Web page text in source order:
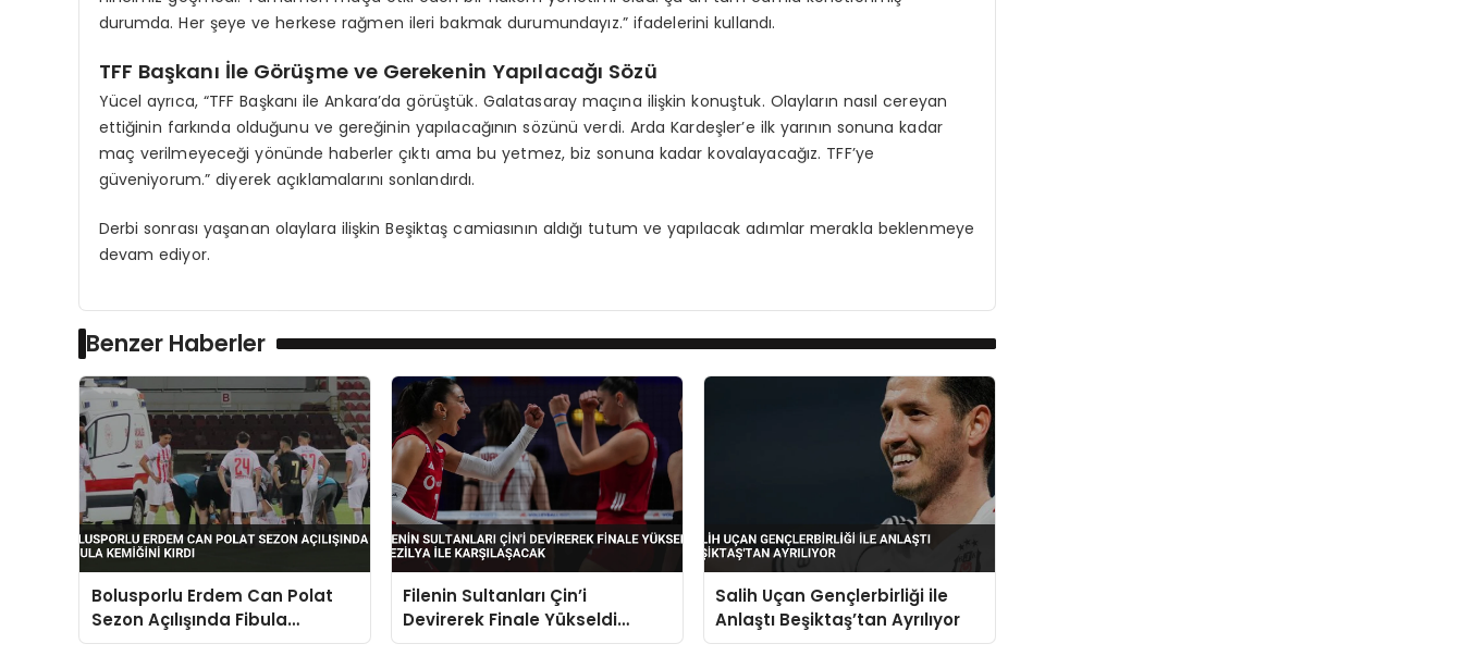
durumda. Her şeye ve herkese rağmen ileri bakmak durumundayız.” ifadelerini kullandı.
TFF Başkanı İle Görüşme ve Gerekenin Yapılacağı Sözü
Yücel ayrıca, “TFF Başkanı ile Ankara’da görüştük. Galatasaray maçına ilişkin konuştuk. Olayların nasıl cereyan
ettiğinin farkında olduğunu ve gereğinin yapılacağının sözünü verdi. Arda Kardeşler’e ilk yarının sonuna kadar
maç verilmeyeceği yönünde haberler çıktı ama bu yetmez, biz sonuna kadar kovalayacağız. TFF’ye
güveniyorum.” diyerek açıklamalarını sonlandırdı.
Derbi sonrası yaşanan olaylara ilişkin Beşiktaş camiasının aldığı tutum ve yapılacak adımlar merakla beklenmeye
devam ediyor.
Benzer Haberler
Bolusporlu Erdem Can Polat
Sezon Açılışında Fibula
Kemiğini Kırdı
Filenin Sultanları Çin’i
Devirerek Finale Yükseldi
Brezilya ile Karşılaşacak
Salih Uçan Gençlerbirliği ile
Anlaştı Beşiktaş’tan Ayrılıyor